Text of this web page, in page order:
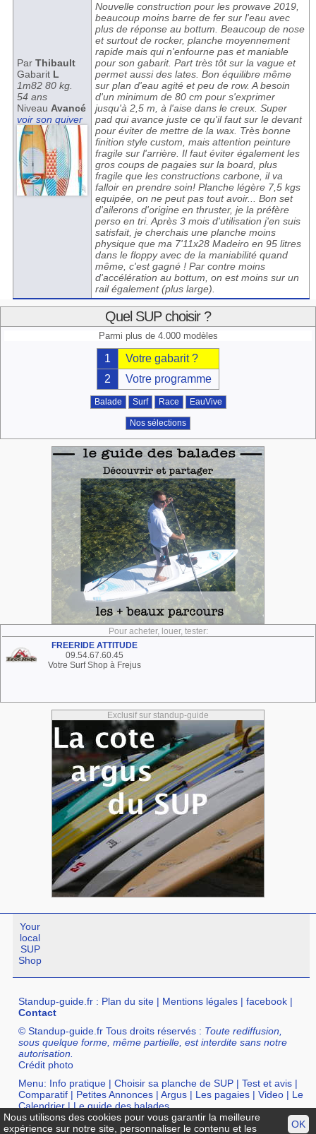
Par Thibault
Gabarit L
1m82 80 kg.
54 ans
Niveau Avancé
voir son quiver
Nouvelle construction pour les prowave 2019,
beaucoup moins barre de fer sur l'eau avec
plus de réponse au bottum. Beaucoup de nose
et surtout de rocker, planche moyennement
rapide mais qui n'enfourne pas et maniable
pour son gabarit. Part très tôt sur la vague et
permet aussi des lates. Bon équilibre même
sur plan d'eau agité et peu de row. A besoin
d'un minimum de 80 cm pour s'exprimer
jusqu'à 2,5 m, à l'aise dans le creux. Super
pad qui avance juste ce qu'il faut sur le devant
pour éviter de mettre de la wax. Très bonne
finition style custom, mais attention peinture
fragile sur l'arrière. Il faut éviter également les
gros coups de pagaies sur la board, plus
fragile que les constructions carbone, il va
falloir en prendre soin! Planche légère 7,5 kgs
equipée, on ne peut pas tout avoir... Bon set
d'ailerons d'origine en thruster, je la préfère
perso en tri. Après 3 mois d'utilisation j'en suis
satisfait, je cherchais une planche moins
physique que ma 7'11x28 Madeiro en 95 litres
dans le floppy avec de la maniabilité quand
même, c'est gagné ! Par contre moins
d'accélération au bottum, on est moins sur un
rail également (plus large).
Quel SUP choisir ?
Parmi plus de 4.000 modèles
1
Votre gabarit ?
2
Votre programme
Balade Surf Race EauVive
Nos sélections
Pour acheter, louer, tester:
FREERIDE ATTITUDE
09.54.67.60.45
Votre Surf Shop à Frejus
Exclusif sur standup-guide
Your
local
SUP
Shop
Standup-guide.fr : Plan du site | Mentions légales |facebook |
Contact
© Standup-guide.fr Tous droits réservés : Toute rediffusion,
sous quelque forme, même partielle, est interdite sans notre
autorisation.
Crédit photo
Menu: Info pratique |Choisir sa planche de SUP |Test et avis |
Comparatif | Petites Annonces |Argus | Les pagaies |Video | Le
Calendrier|Le guide des balades
Annuaire : SurfShop et Magasins pour acheter un SUP
PointsOK
Nous utilisons des cookies pour vous garantir la meilleure
expérience sur notre site, personnaliser le contenu et les